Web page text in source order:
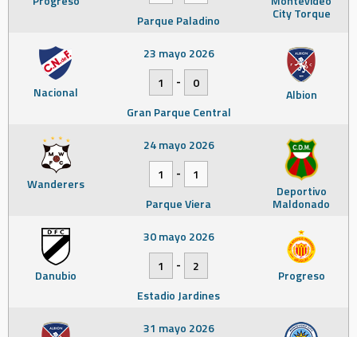
City Torque
Parque Paladino
Nacional Albion
23 mayo 2026
1
-
0
Gran Parque Central
Wanderers Deportivo
Maldonado
24 mayo 2026
1
-
1
Parque Viera
Danubio Progreso
30 mayo 2026
1
-
2
Estadio Jardines
31 mayo 2026